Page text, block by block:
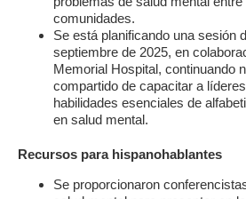
comunidades.
Se está planificando una sesión
septiembre de 2025, en
Memorial Hospital, continuando
compartido de capacitar a
habilidades esenciales de
en salud mental.
Recursos para hispanohablantes
Se proporcionaron